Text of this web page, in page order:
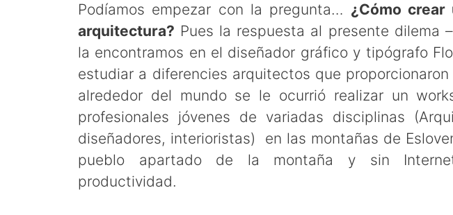
Podíamos empezar con la pregunta… ¿Cómo
arquitectura? Pues la respuesta al presente dilema
la encontramos en el diseñador gráfico y tipógrafo
estudiar a diferencies arquitectos que
alrededor del mundo se le ocurrió realizar un
profesionales jóvenes de variadas disciplinas
diseñadores, interioristas) en las montañas de
pueblo apartado de la montaña y sin
productividad.